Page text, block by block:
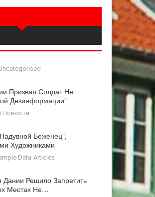
Призвал Солдат Не
Дезинформации"
Новости
Беженец",
Художниками
Data-Articles
Дании Решило Запретить
Местах Не…